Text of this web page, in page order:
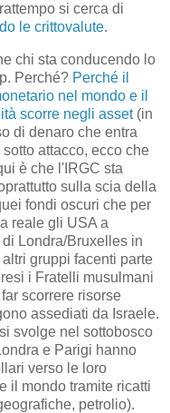
si cerca di
le crittovalute.
chi sta conducendo lo
Perché? Perché il
nel mondo e il
scorre negli asset(in
di denaro che entra
attacco, ecco che
è che l'IRGC sta
sulla scia della
fondi oscuri che per
reale gli USA a
Londra/Bruxelles in
gruppi facenti parte
i Fratelli musulmani
scorrere risorse
assediati da Israele.
svolge nel sottobosco
e Parigi hanno
verso le loro
il mondo tramite ricatti
petrolio).